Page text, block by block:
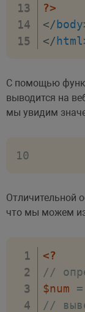
?>
</body
</html
С помощью
выводится на
мы увидим
10
Отличительной
что мы можем
<?
//
$num
=
//